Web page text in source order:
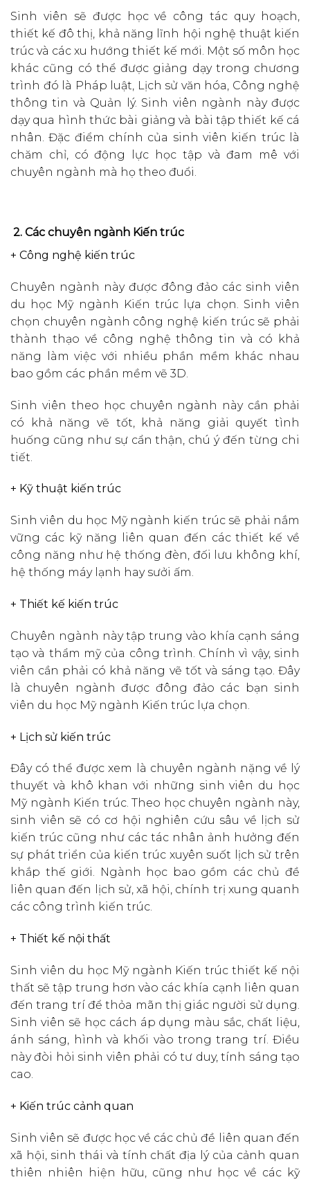
Sinh viên sẽ được học về công tác quy hoạch,
thiết kế đô thị, khả năng lĩnh hội nghệ thuật kiến
trúc và các xu hướng thiết kế mới. Một số môn học
khác cũng có thể được giảng dạy trong chương
trình đó là Pháp luật, Lịch sử văn hóa, Công nghệ
thông tin và Quản lý. Sinh viên ngành này được
dạy qua hình thức bài giảng và bài tập thiết kế cá
nhân. Đặc điểm chính của sinh viên kiến trúc là
chăm chỉ, có động lực học tập và đam mê với
chuyên ngành mà họ theo đuổi.
2. Các chuyên ngành Kiến trúc
+ Công nghệ kiến trúc
Chuyên ngành này được đông đảo các sinh viên
du học Mỹ ngành Kiến trúc lựa chọn. Sinh viên
chọn chuyên ngành công nghệ kiến trúc sẽ phải
thành thạo về công nghệ thông tin và có khả
năng làm việc với nhiều phần mềm khác nhau
bao gồm các phần mềm vẽ 3D.
Sinh viên theo học chuyên ngành này cần phải
có khả năng vẽ tốt, khả năng giải quyết tình
huống cũng như sự cẩn thận, chú ý đến từng chi
tiết.
+ Kỹ thuật kiến trúc
Sinh viên du học Mỹ ngành kiến trúc sẽ phải nắm
vững các kỹ năng liên quan đến các thiết kế về
công năng như hệ thống đèn, đối lưu không khí,
hệ thống máy lạnh hay sưởi ấm.
+ Thiết kế kiến trúc
Chuyên ngành này tập trung vào khía cạnh sáng
tạo và thẩm mỹ của công trình. Chính vì vậy, sinh
viên cần phải có khả năng vẽ tốt và sáng tạo. Đây
là chuyên ngành được đông đảo các bạn sinh
viên du học Mỹ ngành Kiến trúc lựa chọn.
+ Lịch sử kiến trúc
Đây có thể được xem là chuyên ngành nặng về lý
thuyết và khô khan với những sinh viên du học
Mỹ ngành Kiến trúc. Theo học chuyên ngành này,
sinh viên sẽ có cơ hội nghiên cứu sâu về lịch sử
kiến trúc cũng như các tác nhân ảnh hưởng đến
sự phát triển của kiến trúc xuyên suốt lịch sử trên
khắp thế giới. Ngành học bao gồm các chủ đề
liên quan đến lịch sử, xã hội, chính trị xung quanh
các công trình kiến trúc.
+ Thiết kế nội thất
Sinh viên du học Mỹ ngành Kiến trúc thiết kế nội
thất sẽ tập trung hơn vào các khía cạnh liên quan
đến trang trí để thỏa mãn thị giác người sử dụng.
Sinh viên sẽ học cách áp dụng màu sắc, chất liệu,
ánh sáng, hình và khối vào trong trang trí. Điều
này đòi hỏi sinh viên phải có tư duy, tính sáng tạo
cao.
+ Kiến trúc cảnh quan
Sinh viên sẽ được học về các chủ đề liên quan đến
xã hội, sinh thái và tính chất địa lý của cảnh quan
thiên nhiên hiện hữu, cũng như học về các kỹ